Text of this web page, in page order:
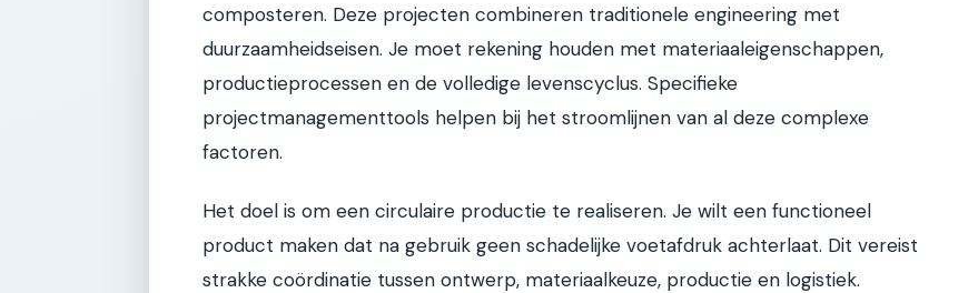
composteren. Deze projecten combineren traditionele engineering met
duurzaamheidseisen. Je moet rekening houden met materiaaleigenschappen,
productieprocessen en de volledige levenscyclus. Specifieke
projectmanagementtools helpen bij het stroomlijnen van al deze complexe
factoren.
Het doel is om een circulaire productie te realiseren. Je wilt een functioneel
product maken dat na gebruik geen schadelijke voetafdruk achterlaat. Dit vereist
strakke coördinatie tussen ontwerp, materiaalkeuze, productie en logistiek.